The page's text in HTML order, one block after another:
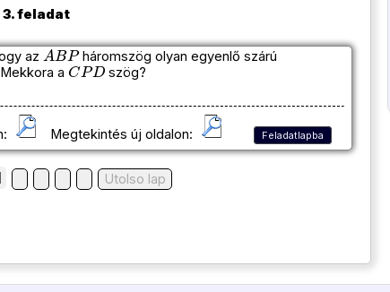
3. feladat
az
ABP
háromszög olyan egyenlő szárú
a
CPD
szög?
Megtekintés új oldalon: Feladatlapba
Utolso lap